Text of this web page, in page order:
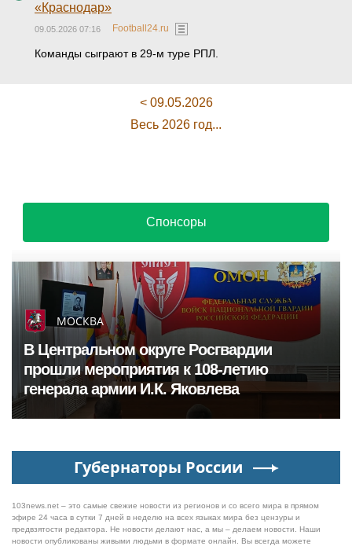
«Краснодар»
09.05.2026 07:16 Football24.ru
Команды сыграют в 29-м туре РПЛ.
< 09.05.2026
Весь 2026 год...
Спонсоры
МОСКВА
В Центральном округе Росгвардии
прошли мероприятия к 108‑летию
генерала армии И.К. Яковлева
Губернаторы России
103news.net – это самые свежие новости из регионов и со всего мира в прямом
эфире 24 часа в сутки 7 дней в неделю на всех языках мира без цензуры и
предвзятости редактора. Не новости делают нас, а мы – делаем новости. Наши
новости опубликованы живыми людьми в формате онлайн. Вы всегда можете